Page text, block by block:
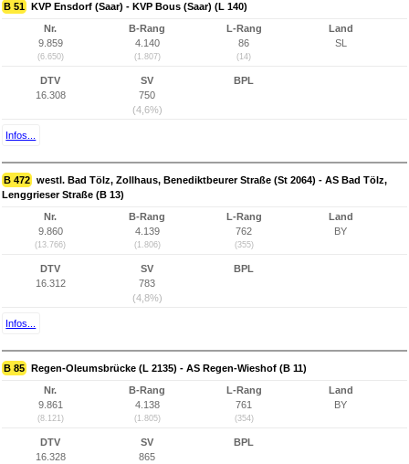
B 51 KVP Ensdorf (Saar) - KVP Bous (Saar) (L 140)
Nr.
9.859
(6.650)
B-Rang
4.140
(1.807)
L-Rang
86
(14)
Land
SL
DTV
16.308
SV
750
(4,6%)
BPL
Infos...
B 472 westl. Bad Tölz, Zollhaus, Benediktbeurer Straße (St 2064) - AS Bad Tölz,
Lenggrieser Straße (B 13)
Nr.
9.860
(13.766)
B-Rang
4.139
(1.806)
L-Rang
762
(355)
Land
BY
DTV
16.312
SV
783
(4,8%)
BPL
Infos...
B 85 Regen-Oleumsbrücke (L 2135) - AS Regen-Wieshof (B 11)
Nr.
9.861
(8.121)
B-Rang
4.138
(1.805)
L-Rang
761
(354)
Land
BY
DTV
16.328
SV
865
BPL